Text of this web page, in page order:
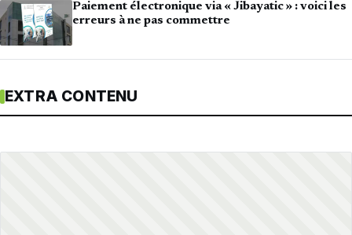
Paiement électronique via « Jibayatic » : voici les
erreurs à ne pas commettre
EXTRA CONTENU